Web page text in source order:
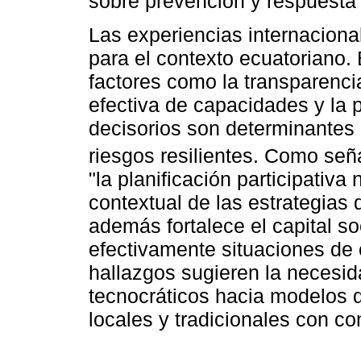
Las experiencias
para el contexto
factores como la
efectiva de capacidades y la
decisorios son
riesgos resilientes. Como
"la planificación participativa
contextual de las estrategias
además fortalece el capital
efectivamente situaciones
hallazgos sugieren la
tecnocráticos hacia modelos
locales y tradicionales con